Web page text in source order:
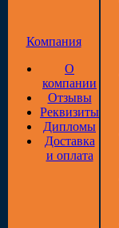
Компания
О
компании
Отзывы
Реквизиты
Дипломы
Доставка
и оплата